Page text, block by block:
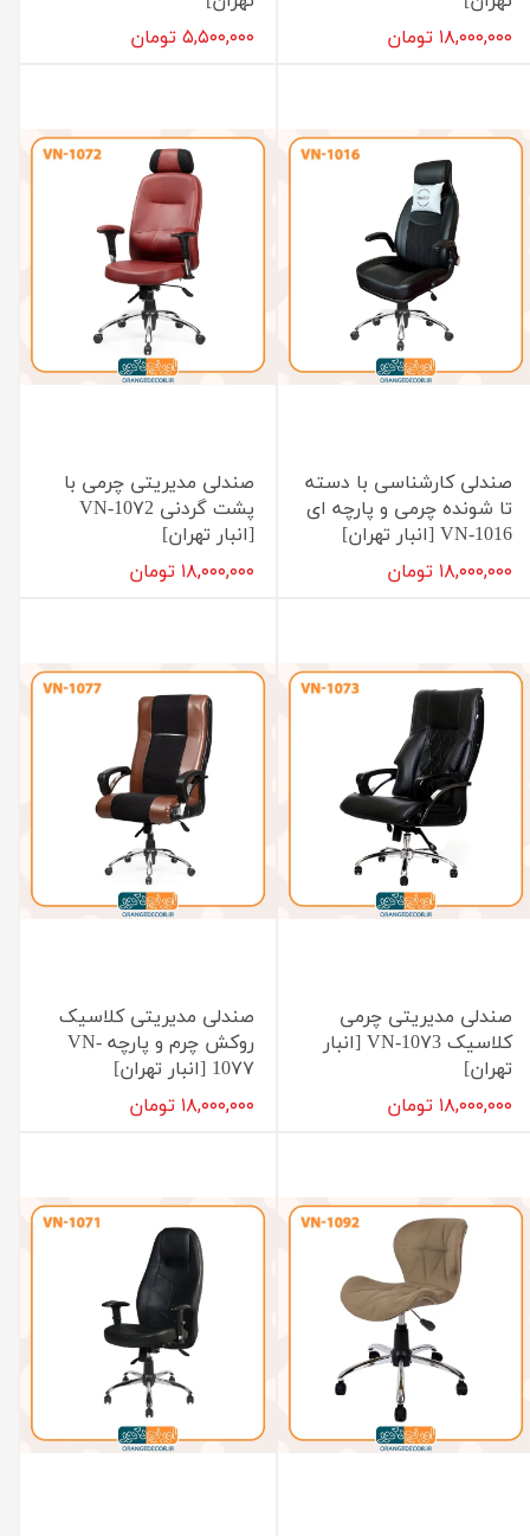
۱۸,۰۰۰,۰۰۰ تومان ۵,۵۰۰,۰۰۰ تومان
صندلی کارشناسی با دسته
تا شونده چرمی و پارچه ای
VN-1016 [انبار تهران]
۱۸,۰۰۰,۰۰۰ تومان
صندلی مدیریتی چرمی با
پشت گردنی VN-10۷2
[انبار تهران]
۱۸,۰۰۰,۰۰۰ تومان
صندلی مدیریتی چرمی
کلاسیک VN-10۷3 [انبار
تهران]
۱۸,۰۰۰,۰۰۰ تومان
صندلی مدیریتی کلاسیک
روکش چرم و پارچه VN-
10۷۷ [انبار تهران]
۱۸,۰۰۰,۰۰۰ تومان